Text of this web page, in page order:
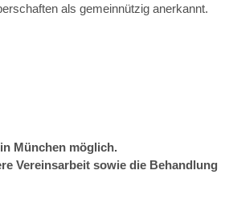
als gemeinnützig anerkannt.
München möglich.
Vereinsarbeit sowie die Behandlung